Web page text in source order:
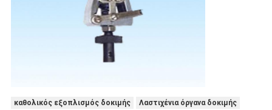
καθολικός εξοπλισμός δοκιμής
Λαστιχένια όργανα δοκιμής